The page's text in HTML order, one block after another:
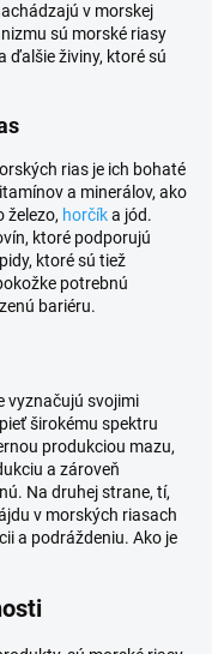
v morskej
sú morské riasy
ďalšie živiny, ktoré sú
rias je ich bohaté
a minerálov, ako
železo, horčíka jód.
ktoré podporujú
ktoré sú tiež
potrebnú
bariéru.
vyznačujú svojimi
širokému spektru
produkciou mazu,
a zároveň
Na druhej strane, tí,
v morských riasach
a podráždeniu. Ako je